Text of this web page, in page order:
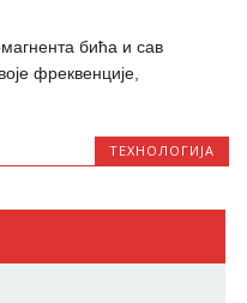
бића и сав
фреквенције,
ТЕХНОЛОГИЈА